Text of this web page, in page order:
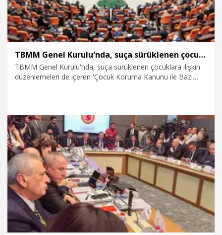
TBMM Genel Kurulu'nda, suça sürüklenen çocuklara ilişkin düzenlemeleri de içeren teklifin 6 maddesi kabul edildi
TBMM Genel Kurulu'nda, suça sürüklenen çocuklara ilişkin
düzenlemeleri de içeren 'Çocuk Koruma Kanunu ile Bazı
8.08.2026 Politika